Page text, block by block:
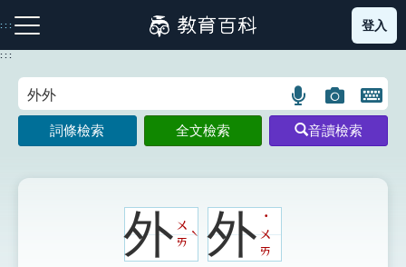
到
主
:::
注音索引圖示 筆畫索引圖示 部首索引表圖示
登入
:::
語
言
搜
圖
片
搜
開
鍵
圖
詞條檢索 全文檢索 音讀檢索
外ㄨ
ㄞ
ˋ 外 ˙
ㄨ
ㄞ